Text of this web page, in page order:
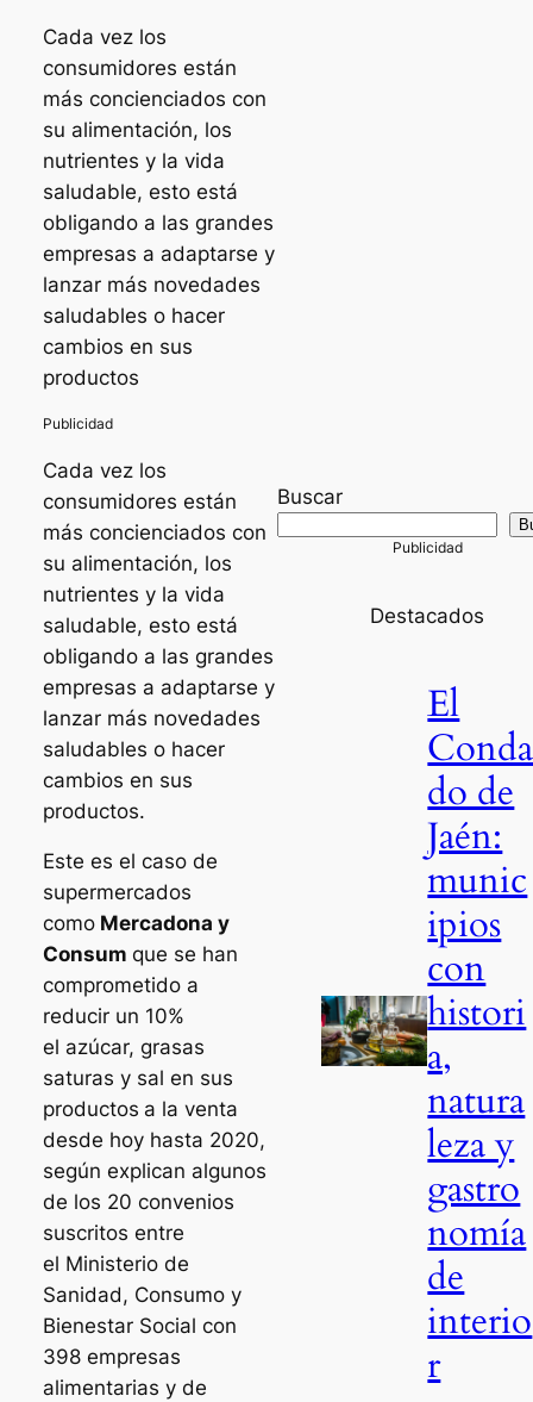
Cada vez los
consumidores están
más concienciados con
su alimentación, los
nutrientes y la vida
saludable, esto está
obligando a las grandes
empresas a adaptarse y
lanzar más novedades
saludables o hacer
cambios en sus
productos
Cada vez los
consumidores están
más concienciados con
su alimentación, los
nutrientes y la vida
saludable, esto está
obligando a las grandes
empresas a adaptarse y
lanzar más novedades
saludables o hacer
cambios en sus
productos.
Este es el caso de
supermercados
comoMercadona y
Consum que se han
comprometido a
reducir un 10%
el azúcar, grasas
saturas y sal en sus
productos a la venta
desde hoy hasta 2020,
según explican algunos
de los 20 convenios
suscritos entre
el Ministerio de
Sanidad, Consumo y
Bienestar Social con
398 empresas
alimentarias y de
Buscar
Destacados
El
Conda
do de
Jaén:
munic
ipios
con
histori
a,
natura
leza y
gastro
nomía
de
interio
r